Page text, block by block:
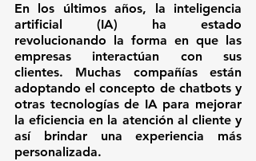
En los últimos años, la inteligencia
artificial (IA) ha estado
revolucionando la forma en que las
empresas interactúan con sus
clientes. Muchas compañías están
adoptando el concepto de chatbots y
otras tecnologías de IA para mejorar
la eficiencia en la atención al cliente y
así brindar una experiencia más
personalizada.